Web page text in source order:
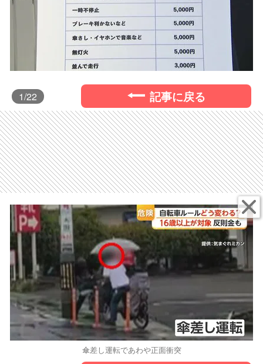
1/22 記事に戻る
傘差し運転であわや正面衝突